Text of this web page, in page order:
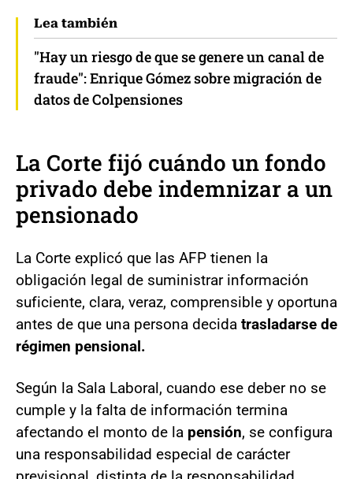
Lea también
"Hay un riesgo de que se genere un canal de
fraude": Enrique Gómez sobre migración de
datos de Colpensiones
La Corte fijó cuándo un fondo
privado debe indemnizar a un
pensionado
La Corte explicó que las AFP tienen la
obligación legal de suministrar información
suficiente, clara, veraz, comprensible y oportuna
antes de que una persona decida trasladarse de
régimen pensional.
Según la Sala Laboral, cuando ese deber no se
cumple y la falta de información termina
afectando el monto de la pensión, se configura
una responsabilidad especial de carácter